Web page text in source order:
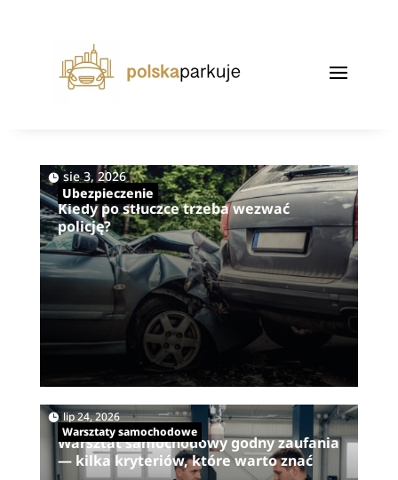
Kiedy po stłuczce trzeba wezwać
policję?
sie 3, 2026|
Ubezpieczenie
Warsztat samochodowy godny zaufania
— kilka kryteriów, które warto znać
lip 24, 2026|
Warsztaty samochodowe